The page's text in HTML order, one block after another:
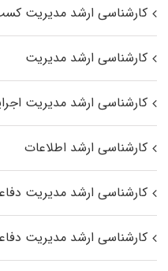
کارشناسی ارشد مدیریت
کارشناسی ارشد مدیریت
کارشناسی ارشد مدیریت
کارشناسی ارشد اطلاعات
کارشناسی ارشد مدیریت
کارشناسی ارشد مدیریت